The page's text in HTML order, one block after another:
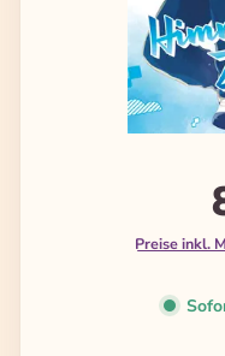
Preise inkl.